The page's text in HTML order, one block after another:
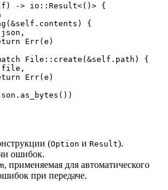
-> io::Result<()> {
{
(Option и Result).
ошибок.
, применяемая для автоматического
при передаче.